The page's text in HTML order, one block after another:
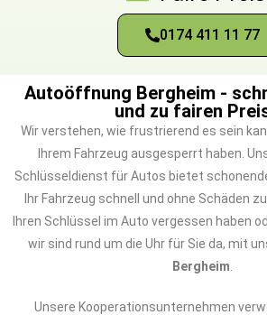
0174 411 11 77
Autoöffnung Bergheim -
und zu fairen
Wir verstehen, wie frustrierend es sein
Ihrem Fahrzeug ausgesperrt haben.
Schlüsseldienst für Autos bietet
Ihr Fahrzeug schnell und ohne Schäden
Ihren Schlüssel im Auto vergessen haben
wir sind rund um die Uhr für Sie da, mit
Bergheim
Unsere Kooperationsunternehmen